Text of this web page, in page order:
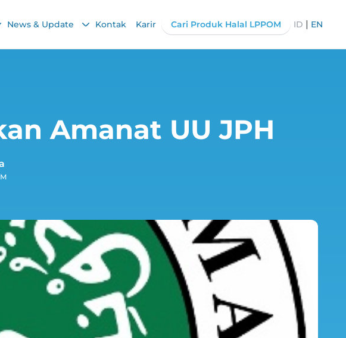
News & Update Kontak Karir Cari Produk Halal LPPOM ID | EN
Amanat UU JPH